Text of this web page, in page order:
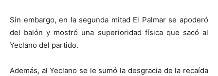
Sin embargo, en la segunda mitad El Palmar se apoderó
del balón y mostró una superioridad física que sacó al
Yeclano del partido.
Además, al Yeclano se le sumó la desgracia de la recaída